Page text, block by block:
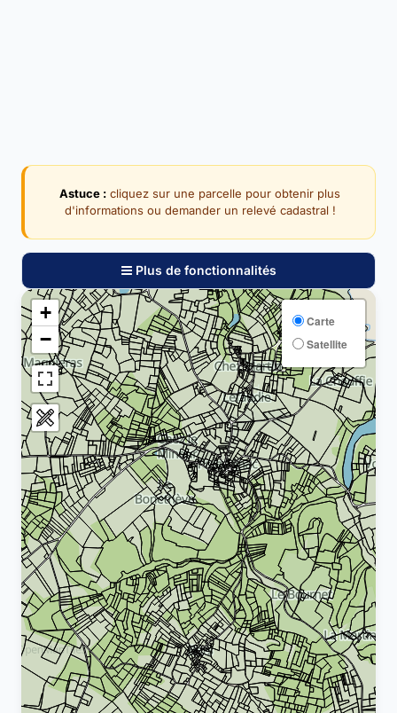
Astuce : cliquez sur une parcelle pour obtenir plus
d'informations ou demander un relevé cadastral !
Plus de fonctionnalités
+
−
Carte
Satellite